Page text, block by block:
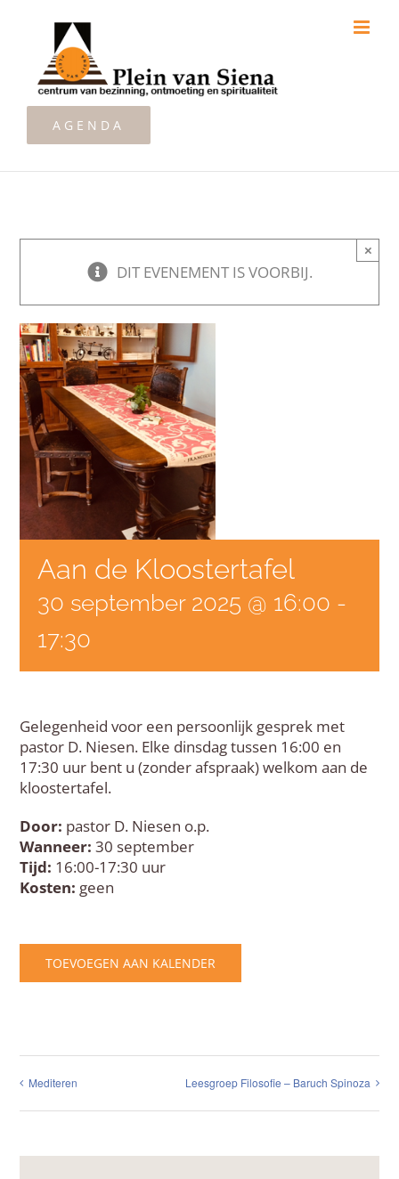
AGENDA
DIT EVENEMENT IS VOORBIJ.
×
Aan de Kloostertafel
30 september 2025 @ 16:00 -
17:30
Gelegenheid voor een persoonlijk gesprek met
pastor D. Niesen. Elke dinsdag tussen 16:00 en
17:30 uur bent u (zonder afspraak) welkom aan de
kloostertafel.
Door: pastor D. Niesen o.p.
Wanneer: 30 september
Tijd: 16:00-17:30 uur
Kosten: geen
TOEVOEGEN AAN KALENDER
Mediteren Leesgroep Filosofie – Baruch Spinoza